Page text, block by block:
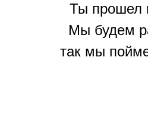
Ты прошел
Мы будем
так мы